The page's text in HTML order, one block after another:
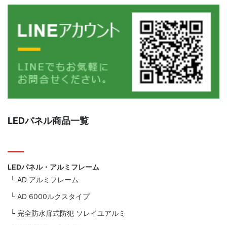
LEDパネル商品一覧
LEDパネル・アルミフレーム
AD アルミフレーム
AD 6000ルクスタイプ
完全防水扉式防犯 ソレイユアルミ